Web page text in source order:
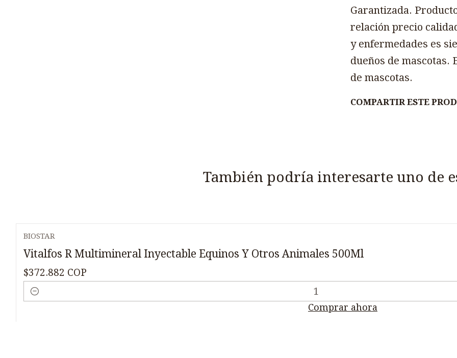
Garantizada.
relación precio
y enfermedades es
dueños de mascotas.
de mascotas.
COMPARTIR ESTE
También podría interesarte uno de
BIOSTAR
Vitalfos R Multimineral Inyectable Equinos Y Otros Animales 500Ml
$372.882 COP
Cantidad
Comprar ahora